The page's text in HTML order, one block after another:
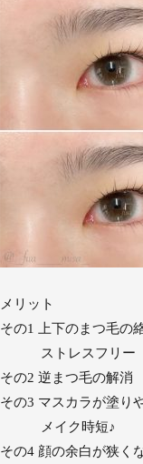
メリット
その1 上下のまつ毛の
ストレスフリー
その2 逆まつ毛の解消
その3 マスカラが塗り
メイク時短♪
その4 顔の余白が狭く